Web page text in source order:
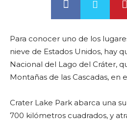
Para conocer uno de los
nieve de Estados Unidos, hay
Nacional del Lago del Cráter,
Montañas de las Cascadas, en
Crater Lake Park abarca una
700 kilómetros cuadrados, y